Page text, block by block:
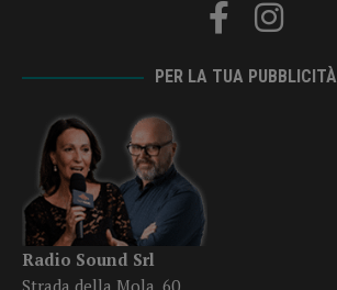
PER LA TUA PUBBLICITÀ
Radio Sound Srl
Strada della Mola, 60